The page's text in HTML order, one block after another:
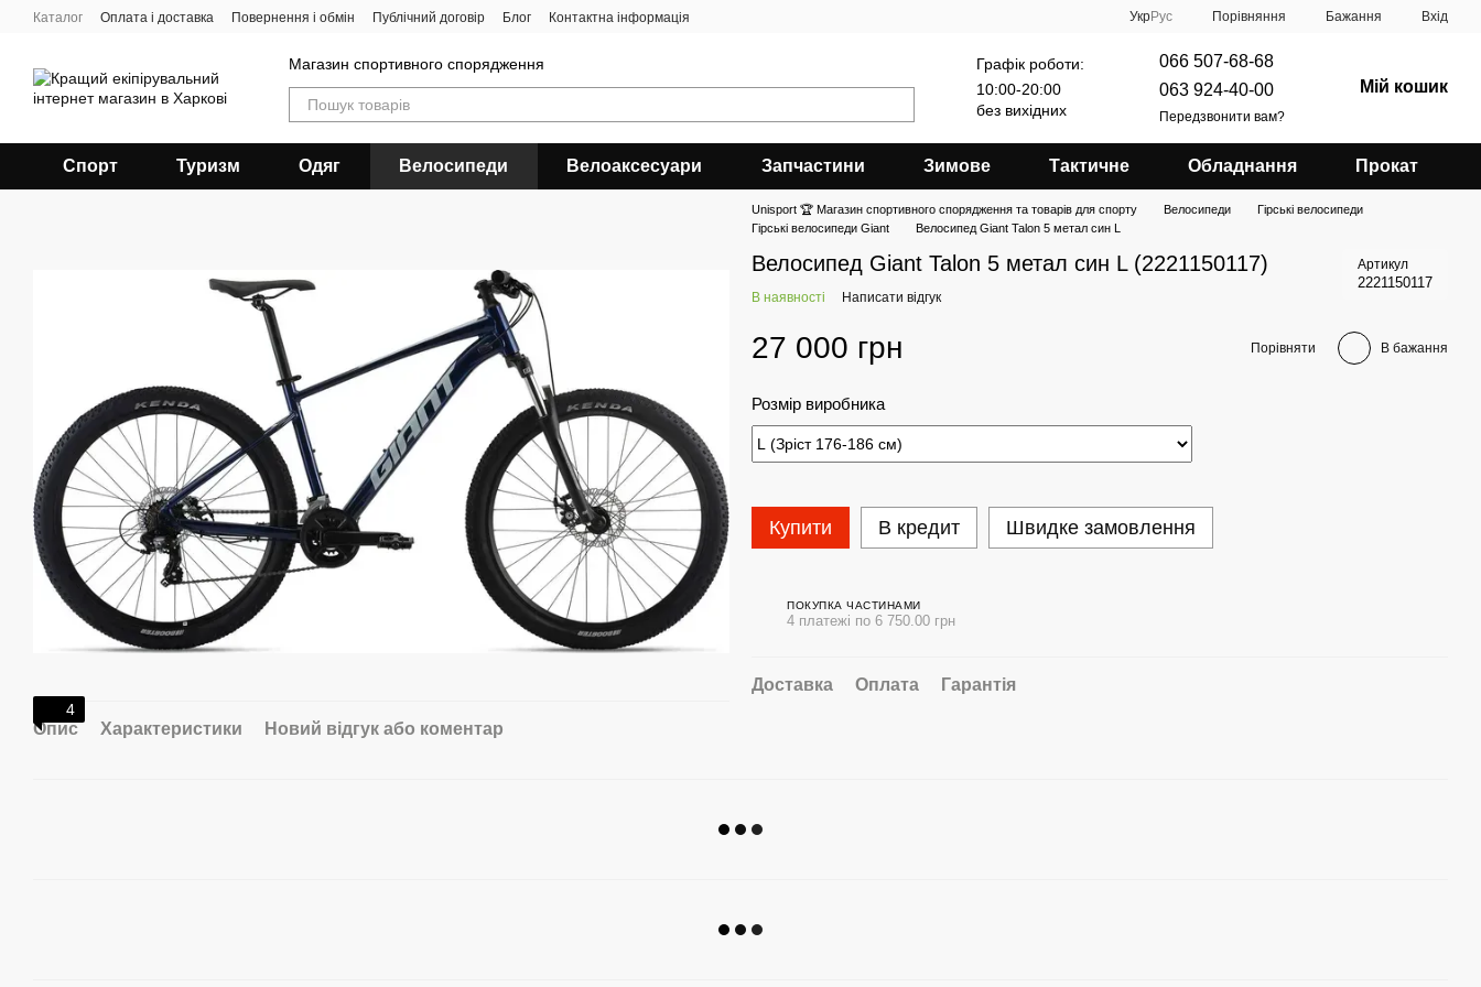
Перейти до основного контенту
Каталог Оплата і доставка Повернення і обмін Публічний договір Блог Контактна інформація УкрРус Порівняння Бажання Вхід
Магазин спортивного спорядження
Графік роботи:
10:00-20:00
без вихідних
066 507-68-68
063 924-40-00
Передзвонити вам?
Мій кошик
Спорт Туризм Одяг Велосипеди Велоаксесуари Запчастини Зимове Тактичне Обладнання Прокат
4
Опис Характеристики Новий відгук або коментар
Unisport 🏆 Магазин спортивного спорядження та товарів для спорту Велосипеди
Гірські велосипеди
Гірські велосипеди Giant
Велосипед Giant Talon 5 метал син L
Велосипед Giant Talon 5 метал син L (2221150117) Артикул
2221150117
В наявності Написати відгук
27 000 грн Порівняти В бажання
Розмір виробника
Купити В кредит Швидке замовлення
ПОКУПКА ЧАСТИНАМИ
4 платежі по 6 750.00 грн
Доставка Оплата Гарантія